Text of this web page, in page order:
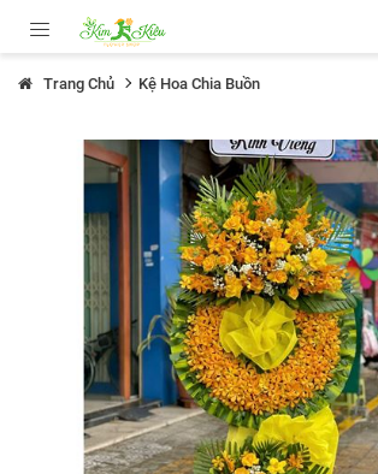
Trang Chủ Kệ Hoa Chia Buồn